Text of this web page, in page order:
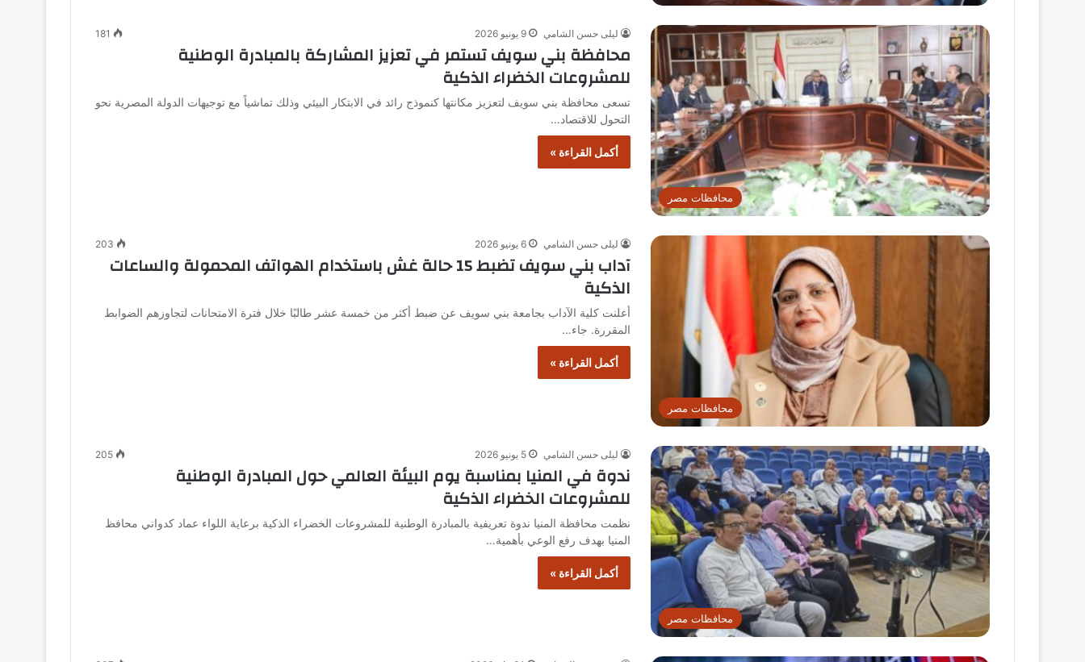
محافظات مصر
ليلى حسن الشامي 9 يونيو 2026 181
محافظة بني سويف تستمر في تعزيز المشاركة بالمبادرة الوطنية
للمشروعات الخضراء الذكية
تسعى محافظة بني سويف لتعزيز مكانتها كنموذج رائد في الابتكار البيئي وذلك تماشياً مع توجيهات الدولة المصرية نحو
التحول للاقتصاد…
أكمل القراءة »
محافظات مصر
ليلى حسن الشامي 6 يونيو 2026 203
آداب بني سويف تضبط 15 حالة غش باستخدام الهواتف المحمولة والساعات
الذكية
أعلنت كلية الآداب بجامعة بني سويف عن ضبط أكثر من خمسة عشر طالبًا خلال فترة الامتحانات لتجاوزهم الضوابط
المقررة. جاء…
أكمل القراءة »
محافظات مصر
ليلى حسن الشامي 5 يونيو 2026 205
ندوة في المنيا بمناسبة يوم البيئة العالمي حول المبادرة الوطنية
للمشروعات الخضراء الذكية
نظمت محافظة المنيا ندوة تعريفية بالمبادرة الوطنية للمشروعات الخضراء الذكية برعاية اللواء عماد كدواني محافظ
المنيا بهدف رفع الوعي بأهمية…
أكمل القراءة »